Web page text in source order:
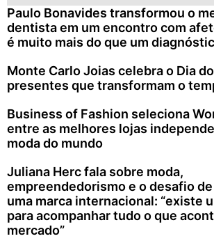
Paulo Bonavides transformou o
dentista em um encontro com
é muito mais do que um
Monte Carlo Joias celebra o Dia
presentes que transformam o
Business of Fashion seleciona
entre as melhores lojas
moda do mundo
Juliana Herc fala sobre moda,
empreendedorismo e o desafio
uma marca internacional: “existe
para acompanhar tudo o que
mercado”